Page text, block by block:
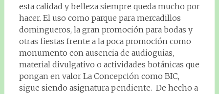
esta calidad y belleza siempre queda mucho por
hacer. El uso como parque para mercadillos
domingueros, la gran promoción para bodas y
otras fiestas frente a la poca promoción como
monumento con ausencia de audioguias,
material divulgativo o actividades botánicas que
pongan en valor La Concepción como BIC,
sigue siendo asignatura pendiente. De hecho a